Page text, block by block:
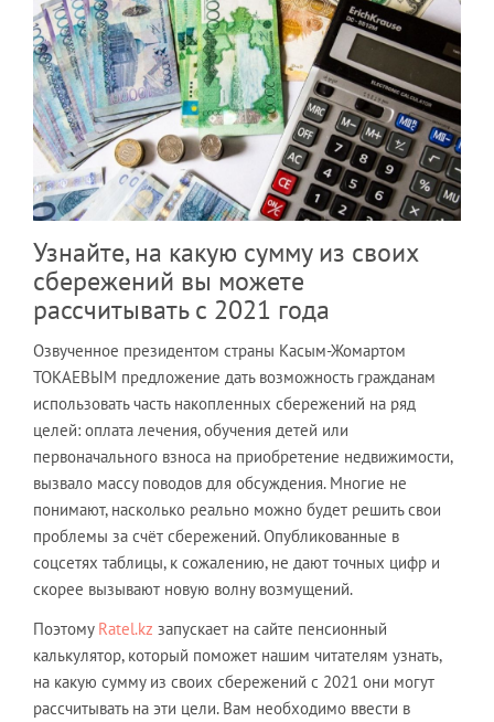
Узнайте, на какую сумму из своих
сбережений вы можете
рассчитывать с 2021 года
Озвученное президентом страны Касым-Жомартом
ТОКАЕВЫМ предложение дать возможность гражданам
использовать часть накопленных сбережений на ряд
целей: оплата лечения, обучения детей или
первоначального взноса на приобретение недвижимости,
вызвало массу поводов для обсуждения. Многие не
понимают, насколько реально можно будет решить свои
проблемы за счёт сбережений. Опубликованные в
соцсетях таблицы, к сожалению, не дают точных цифр и
скорее вызывают новую волну возмущений.
Поэтому Ratel.kz запускает на сайте пенсионный
калькулятор, который поможет нашим читателям узнать,
на какую сумму из своих сбережений с 2021 они могут
рассчитывать на эти цели. Вам необходимо ввести в